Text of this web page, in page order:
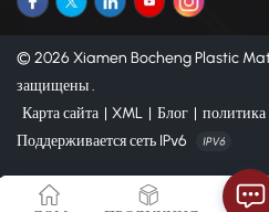
© 2026 Xiamen Bocheng Plastic
защищены .
Карта сайта | XML | Блог |
Поддерживается сеть IPv6